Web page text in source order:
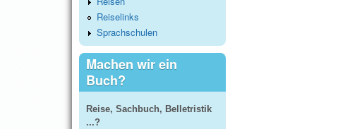
Reiselinks
Sprachschulen
Machen wir ein
Buch?
Reise, Sachbuch, Belletristik
...?